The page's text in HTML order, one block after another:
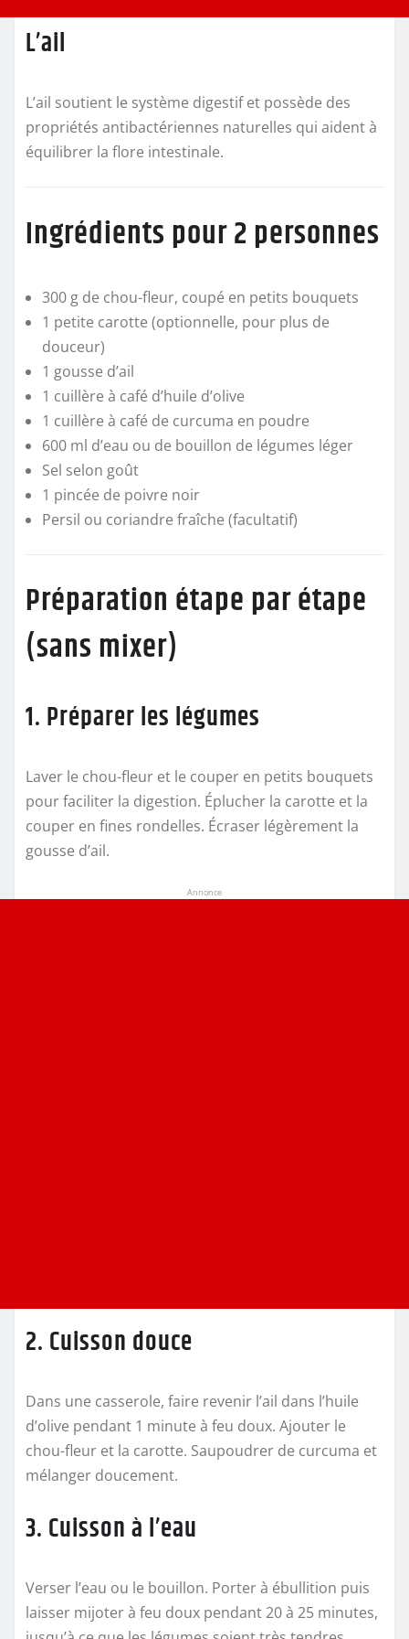
L’ail
L’ail soutient le système digestif et possède des
propriétés antibactériennes naturelles qui aident à
équilibrer la flore intestinale.
Ingrédients pour 2 personnes
300 g de chou-fleur, coupé en petits bouquets
1 petite carotte (optionnelle, pour plus de
douceur)
1 gousse d’ail
1 cuillère à café d’huile d’olive
1 cuillère à café de curcuma en poudre
600 ml d’eau ou de bouillon de légumes léger
Sel selon goût
1 pincée de poivre noir
Persil ou coriandre fraîche (facultatif)
Préparation étape par étape
(sans mixer)
1. Préparer les légumes
Laver le chou-fleur et le couper en petits bouquets
pour faciliter la digestion. Éplucher la carotte et la
couper en fines rondelles. Écraser légèrement la
gousse d’ail.
Annonce
2. Cuisson douce
Dans une casserole, faire revenir l’ail dans l’huile
d’olive pendant 1 minute à feu doux. Ajouter le
chou-fleur et la carotte. Saupoudrer de curcuma et
mélanger doucement.
3. Cuisson à l’eau
Verser l’eau ou le bouillon. Porter à ébullition puis
laisser mijoter à feu doux pendant 20 à 25 minutes,